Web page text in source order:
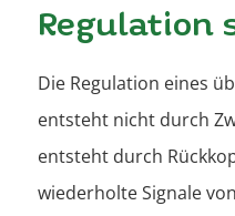
Regulation
Die Regulation eines
entsteht nicht durch
entsteht durch
wiederholte Signale